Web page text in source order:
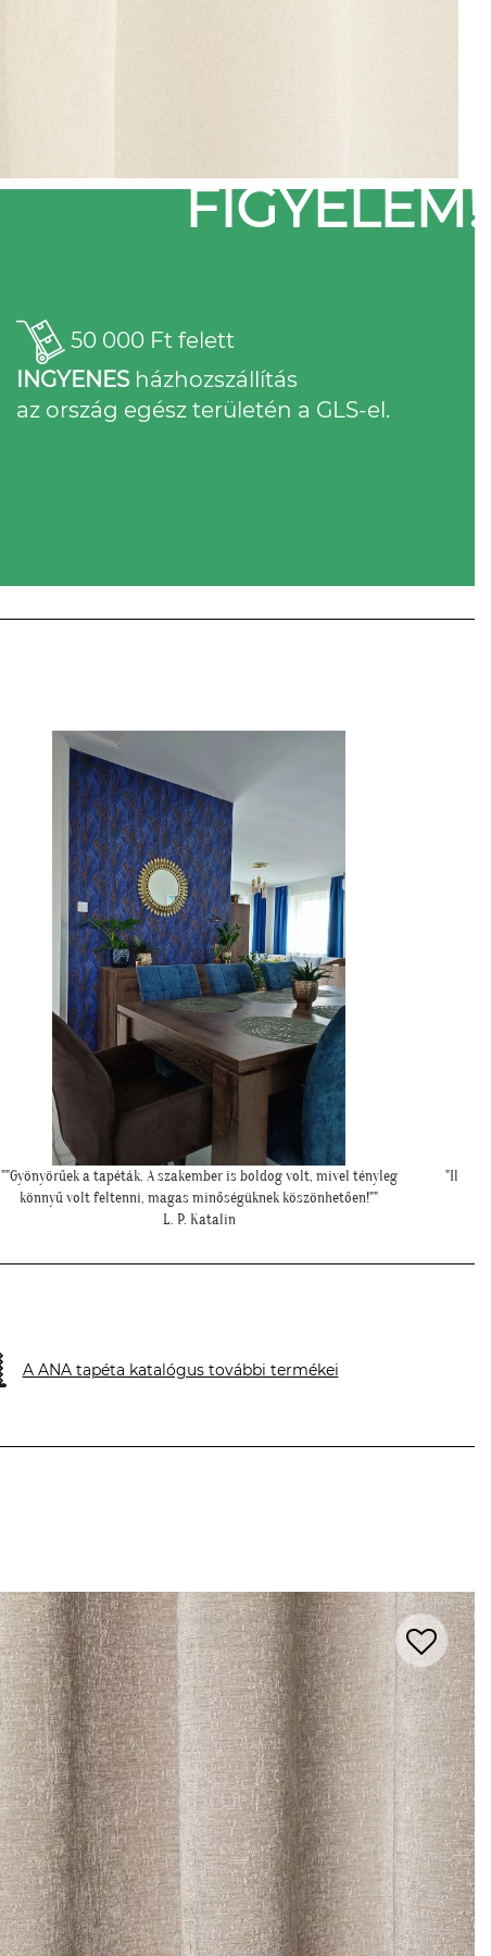
FIGYELEM!
50 000 Ft felett
INGYENESházhozszállítás
az ország egész területén a GLS-el.
"Ilyen lett a lányom szobájában a gyönyörű cseresznye virágos
tapéta."
Cs. Andi
A ANA tapéta katalógus további termékei